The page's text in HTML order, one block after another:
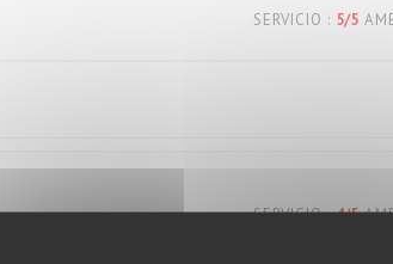
SERVICIO : 5/5
SERVICIO: 4/5